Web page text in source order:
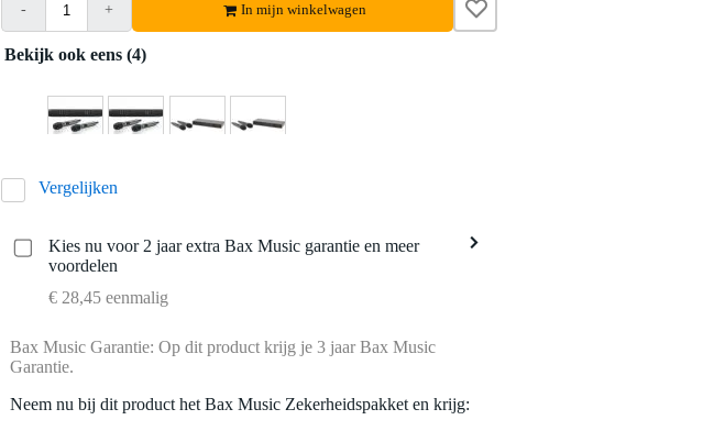
- + In mijn winkelwagen
Bekijk ook eens (4)
Vergelijken
Kies nu voor 2 jaar extra Bax Music garantie en meer
voordelen
€ 28,45 eenmalig
Bax Music Garantie: Op dit product krijg je 3 jaar Bax Music
Garantie.
Neem nu bij dit product het Bax Music Zekerheidspakket en krijg: